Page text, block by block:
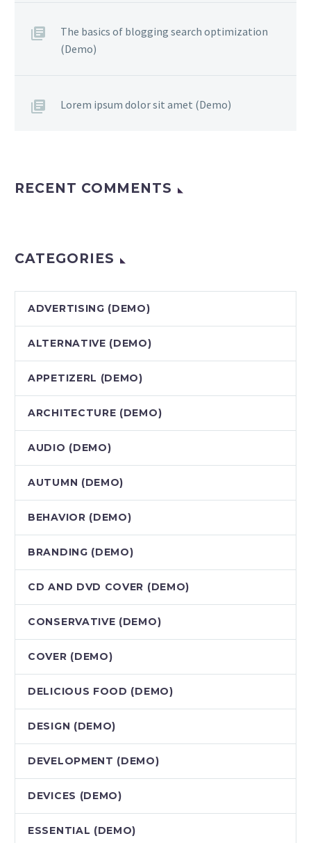
The basics of blogging search optimization
(Demo)
Lorem ipsum dolor sit amet (Demo)
RECENT COMMENTS
CATEGORIES
ADVERTISING (DEMO)
ALTERNATIVE (DEMO)
APPETIZERL (DEMO)
ARCHITECTURE (DEMO)
AUDIO (DEMO)
AUTUMN (DEMO)
BEHAVIOR (DEMO)
BRANDING (DEMO)
CD AND DVD COVER (DEMO)
CONSERVATIVE (DEMO)
COVER (DEMO)
DELICIOUS FOOD (DEMO)
DESIGN (DEMO)
DEVELOPMENT (DEMO)
DEVICES (DEMO)
ESSENTIAL (DEMO)